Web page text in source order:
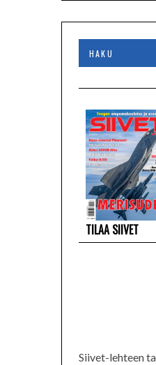
TILAA SIIVET
Siivet-lehteen